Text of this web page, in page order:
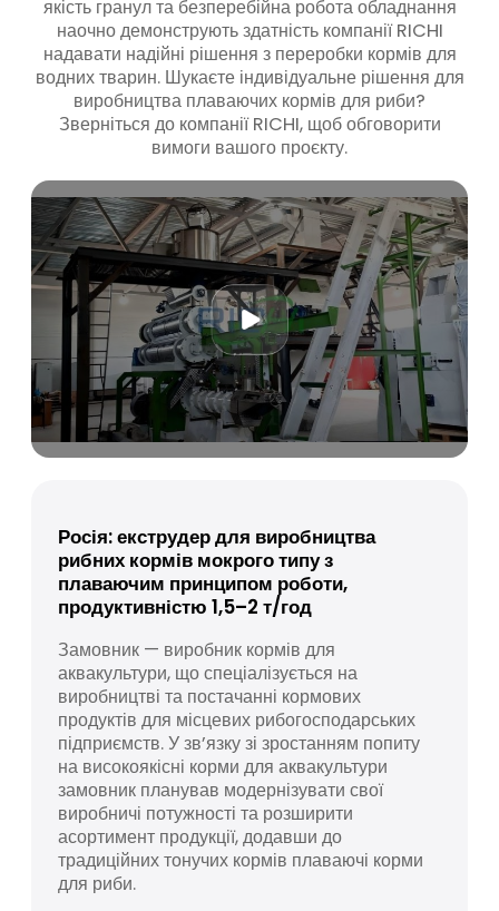
якість гранул та безперебійна робота обладнання
наочно демонструють здатність компанії RICHI
надавати надійні рішення з переробки кормів для
водних тварин. Шукаєте індивідуальне рішення для
виробництва плаваючих кормів для риби?
Зверніться до компанії RICHI, щоб обговорити
вимоги вашого проєкту.
Росія: екструдер для виробництва
рибних кормів мокрого типу з
плаваючим принципом роботи,
продуктивністю 1,5–2 т/год
Замовник — виробник кормів для
аквакультури, що спеціалізується на
виробництві та постачанні кормових
продуктів для місцевих рибогосподарських
підприємств. У зв’язку зі зростанням попиту
на високоякісні корми для аквакультури
замовник планував модернізувати свої
виробничі потужності та розширити
асортимент продукції, додавши до
традиційних тонучих кормів плаваючі корми
для риби.